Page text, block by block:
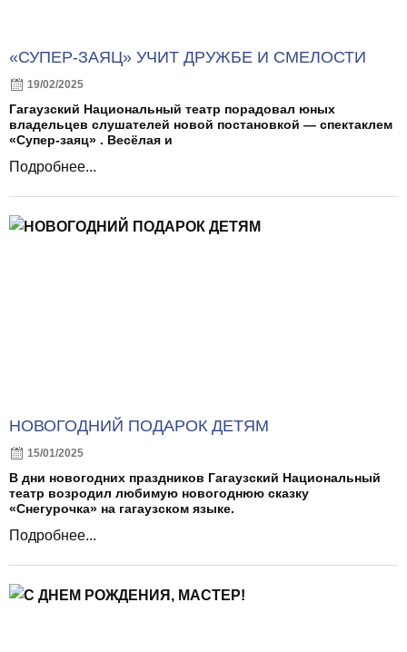
«СУПЕР-ЗАЯЦ» УЧИТ ДРУЖБЕ И СМЕЛОСТИ
19/02/2025
Гагаузский Национальный театр порадовал юных
владельцев слушателей новой постановкой — спектаклем
«Супер-заяц» . Весёлая и
Подробнее...
НОВОГОДНИЙ ПОДАРОК ДЕТЯМ
15/01/2025
В дни новогодних праздников Гагаузский Национальный
театр возродил любимую новогоднюю сказку
«Снегурочка» на гагаузском языке.
Подробнее...